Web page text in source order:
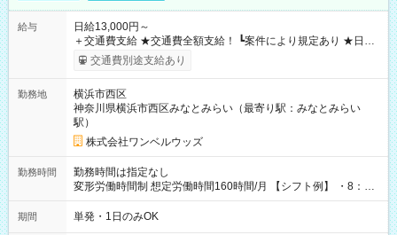
給与
日給13,000円～
＋交通費支給 ★交通費全額支給！ ┗案件により規定あり ★日払
いOK！（規定あり） ┗働いたその日に現金GET♪ お仕事後はコ
ンビニATMから 日払い分を引き落とせます！ 【試用期間】試
交通費別途支給あり
勤務地
横浜市西区
神奈川県横浜市西区みなとみらい（最寄り駅：みなとみらい
駅）
株式会社ワンベルウッズ
勤務時間
勤務時間は指定なし
変形労働時間制 想定労働時間160時間/月 【シフト例】 ・8：00
～21：00
期間 単発・1日のみOK